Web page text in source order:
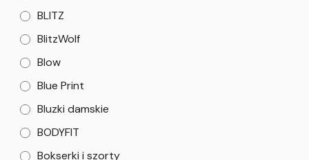
BLITZ
BlitzWolf
Blow
Blue Print
Bluzki damskie
BODYFIT
Bokserki i szorty